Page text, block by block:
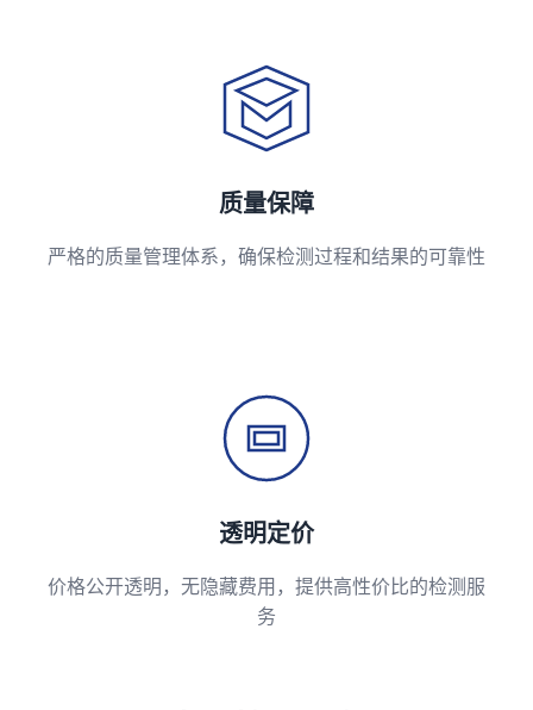
质量保障
严格的质量管理体系，确保检测过程和结果的可靠性
透明定价
价格公开透明，无隐藏费用，提供高性价比的检测服
务